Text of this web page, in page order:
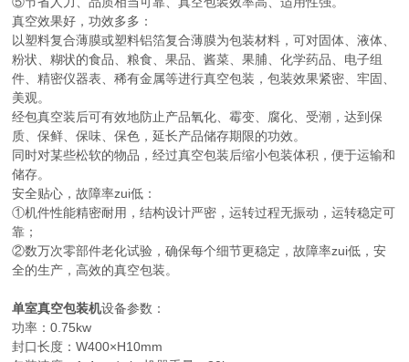
真空效果好，功效多多：
以塑料复合薄膜或塑料铝箔复合薄膜为包装材料，可对固体、液体、
粉状、糊状的食品、粮食、果品、酱菜、果脯、化学药品、电子组
件、精密仪器表、稀有金属等进行真空包装，包装效果紧密、牢固、
美观。
经包真空装后可有效地防止产品氧化、霉变、腐化、受潮，达到保
质、保鲜、保味、保色，延长产品储存期限的功效。
同时对某些松软的物品，经过真空包装后缩小包装体积，便于运输和
储存。
安全贴心，故障率zui低：
①机件性能精密耐用，结构设计严密，运转过程无振动，运转稳定可
靠；
②数万次零部件老化试验，确保每个细节更稳定，故障率zui低，安
全的生产，高效的真空包装。
单室真空包装机设备参数：
功率：0.75kw
封口长度：W400×H10mm